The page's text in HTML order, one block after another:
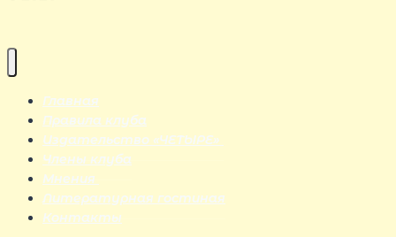
Главная
Правила клуба
Издательство «ЧЕТЫРЕ»
Члены клуба
Мнения
Литературная гостиная
Контакты